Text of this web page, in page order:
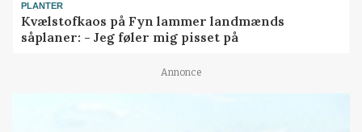
PLANTER
Kvælstofkaos på Fyn lammer landmænds
såplaner: - Jeg føler mig pisset på
Annonce